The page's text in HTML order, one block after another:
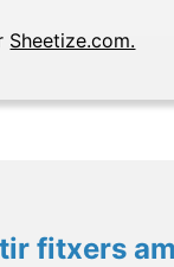
Sheetize.com.
fitxers